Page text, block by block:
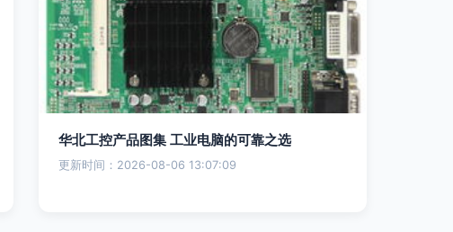
华北工控产品图集 工业电脑的可靠之选
更新时间：2026-08-06 13:07:09